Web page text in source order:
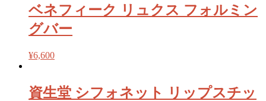
ベネフィーク リュクス フォルミン
グバー
¥6,600
資生堂 シフォネット リップスチッ